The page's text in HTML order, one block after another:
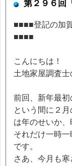
第２９６回
■■■■登記の加
■■■■
こんにちは！
土地家屋調査士
前回、新年最
という間に２
は年のせいか、
それだけ一時
です。
さあ、今月も